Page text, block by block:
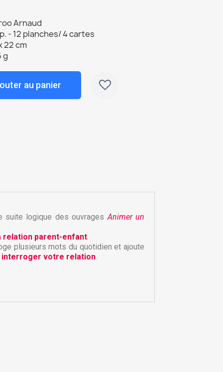
×
×
Arnaud
- 12 planches/ 4 cartes
22 cm
g
au panier
suite logique des ouvragesAnimer un
relation parent-enfant.
plusieurs mots du quotidien et ajoute
interroger votre relation.